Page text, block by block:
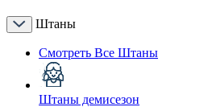
Штаны
Смотреть Все Штаны
Штаны демисезон